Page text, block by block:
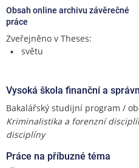
Obsah online archivu závěrečné
práce
Zveřejněno v Theses:
světu
Vysoká škola finanční a
Bakalářský studijní program /
Kriminalistika a forenzní
disciplíny
Práce na příbuzné téma